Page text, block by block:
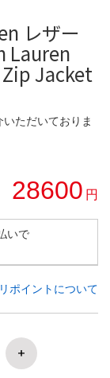
レザー
Lauren
Jacket
ただいておりま
28600 円
いで
ポイントについて